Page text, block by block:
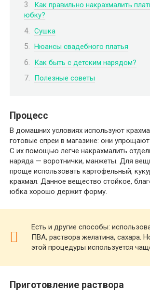
Как правильно накрахмалить
юбку?
Сушка
Нюансы свадебного платья
Как быть с детским нарядом?
Полезные советы
Процесс
В домашних условиях используют
готовые спреи в магазине: они упрощают
С их помощью легче накрахмалить
наряда — воротнички, манжеты. Для
проще использовать картофельный,
крахмал. Данное вещество стойкое,
юбка хорошо держит форму.
Есть и другие способы:
ПВА, раствора желатина, сахара.
этой процедуры используется
Приготовление раствора